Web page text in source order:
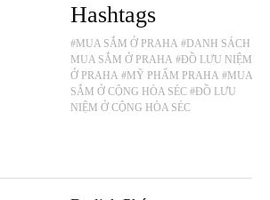
Hashtags
#MUA SẮM Ở PRAHA #DANH SÁCH
MUA SẮM Ở PRAHA #ĐỒ LƯU NIỆM
Ở PRAHA #MỸ PHẨM PRAHA #MUA
SẮM Ở CỘNG HÒA SÉC #ĐỒ LƯU
NIỆM Ở CỘNG HÒA SÉC